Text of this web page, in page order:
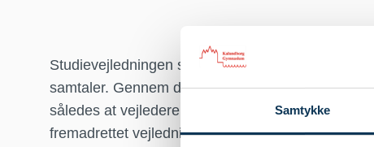
Samtykke
Studievejledningen står til rådighed for elever ved
samtaler. Gennem disse samtaler belyses
således at vejlederen sammen med eleven
fremadrettet vejledningsforløb. Vejlederen